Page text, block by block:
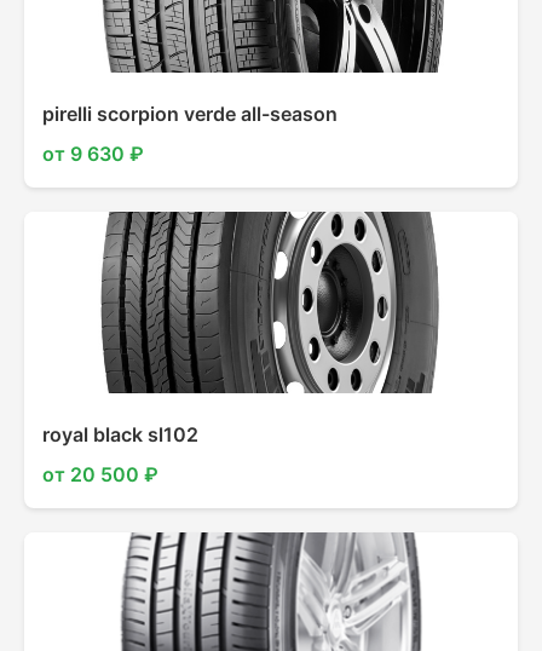
pirelli scorpion verde all-season
от 9 630 ₽
royal black sl102
от 20 500 ₽